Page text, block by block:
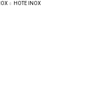
HOTE INOX